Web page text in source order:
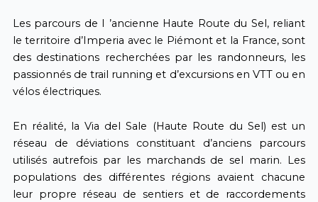
Les parcours de I ’ancienne Haute Route du Sel, reliant
le territoire d’Imperia avec le Piémont et la France, sont
des destinations recherchées par les randonneurs, les
passionnés de trail running et d’excursions en VTT ou en
vélos électriques.
En réalité, la Via del Sale (Haute Route du Sel) est un
réseau de déviations constituant d’anciens parcours
utilisés autrefois par les marchands de sel marin. Les
populations des différentes régions avaient chacune
leur propre réseau de sentiers et de raccordements